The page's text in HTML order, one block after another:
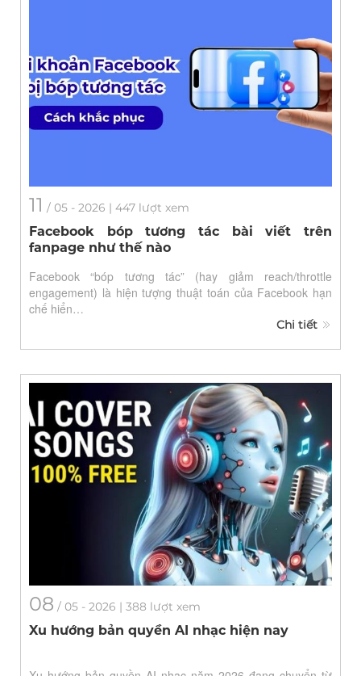
11 / 05 - 2026 | 447 lượt xem
Facebook bóp tương tác bài viết trên
fanpage như thế nào
Facebook “bóp tương tác” (hay giảm reach/throttle
engagement) là hiện tượng thuật toán của Facebook hạn
chế hiển…
Chi tiết
08 / 05 - 2026 | 388 lượt xem
Xu hướng bản quyền AI nhạc hiện nay